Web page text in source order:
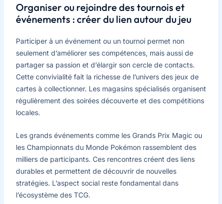
Organiser ou rejoindre des tournois et
événements : créer du lien autour du jeu
Participer à un événement ou un tournoi permet non
seulement d’améliorer ses compétences, mais aussi de
partager sa passion et d’élargir son cercle de contacts.
Cette convivialité fait la richesse de l’univers des jeux de
cartes à collectionner. Les magasins spécialisés organisent
régulièrement des soirées découverte et des compétitions
locales.
Les grands événements comme les Grands Prix Magic ou
les Championnats du Monde Pokémon rassemblent des
milliers de participants. Ces rencontres créent des liens
durables et permettent de découvrir de nouvelles
stratégies. L’aspect social reste fondamental dans
l’écosystème des TCG.